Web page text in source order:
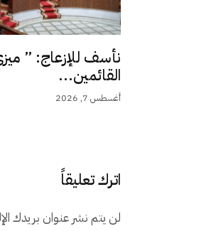
نأسف للإزعاج: ”
القائمين...
أغسطس 7, 2026
اترك تعليقاً
لن يتم نشر عنوان بريدك